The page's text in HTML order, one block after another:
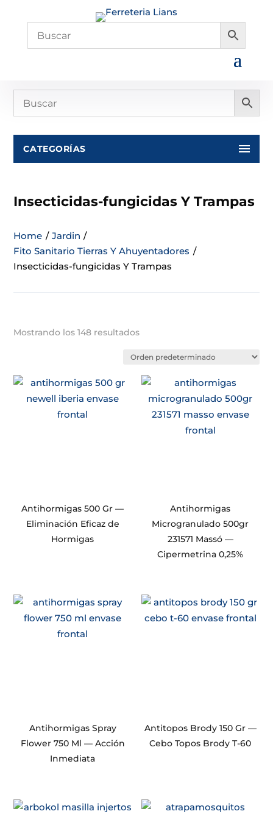
CATEGORÍAS
Insecticidas-fungicidas Y Trampas
Home / Jardin /
Fito Sanitario Tierras Y Ahuyentadores /
Insecticidas-fungicidas Y Trampas
Mostrando los 148 resultados
Antihormigas 500 Gr —
Eliminación Eficaz de
Hormigas
Antihormigas
Microgranulado 500gr
231571 Massó —
Cipermetrina 0,25%
Antihormigas Spray
Flower 750 Ml — Acción
Inmediata
Antitopos Brody 150 Gr —
Cebo Topos Brody T-60